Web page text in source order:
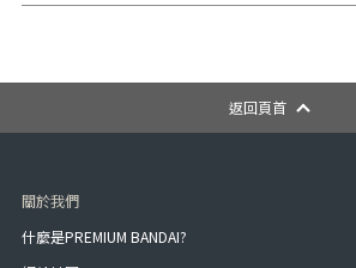
返回頁首
關於我們
什麼是PREMIUM BANDAI?